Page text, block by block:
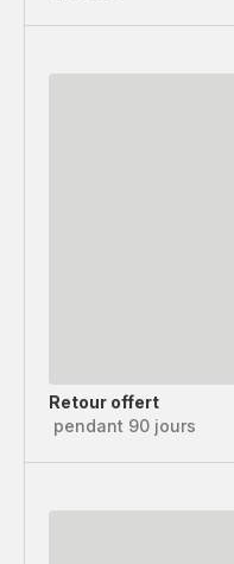
Retour offert
pendant 90 jours